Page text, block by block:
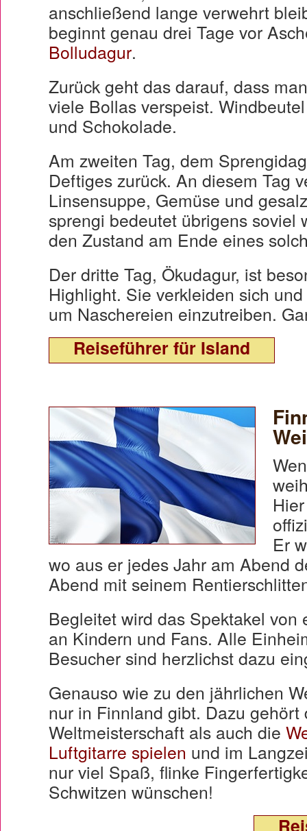
anschließend lange verwehrt
beginnt genau drei Tage vor
Bolludagur.
Zurück geht das darauf, dass
viele Bollas verspeist.
und Schokolade.
Am zweiten Tag, dem
Deftiges zurück. An diesem Tag
Linsensuppe, Gemüse und
sprengi bedeutet übrigens soviel
den Zustand am Ende eines
Der dritte Tag, Ökudagur, ist
Highlight. Sie verkleiden sich
um Naschereien einzutreiben.
Reiseführer für Island
Er
wo aus er jedes Jahr am Abend
Abend mit seinem
Begleitet wird das Spektakel
an Kindern und Fans. Alle
Besucher sind herzlichst dazu
Genauso wie zu den jährlichen
nur in Finnland gibt. Dazu
Weltmeisterschaft als auch die
Luftgitarre spielen und im
nur viel Spaß, flinke
Schwitzen wünschen!